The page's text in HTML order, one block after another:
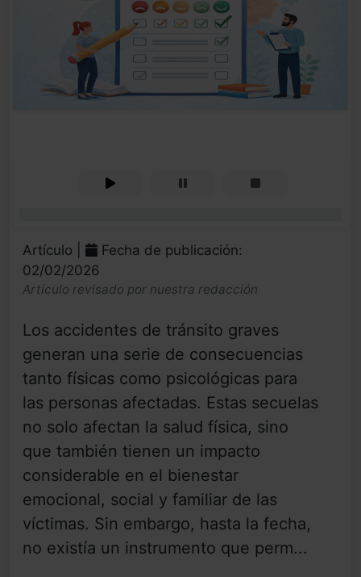
Artículo |
Fecha de publicación:
02/02/2026
Artículo revisado por nuestra redacción
Los accidentes de tránsito graves
generan una serie de consecuencias
tanto físicas como psicológicas para
las personas afectadas. Estas secuelas
no solo afectan la salud física, sino
que también tienen un impacto
considerable en el bienestar
emocional, social y familiar de las
víctimas. Sin embargo, hasta la fecha,
no existía un instrumento que perm...